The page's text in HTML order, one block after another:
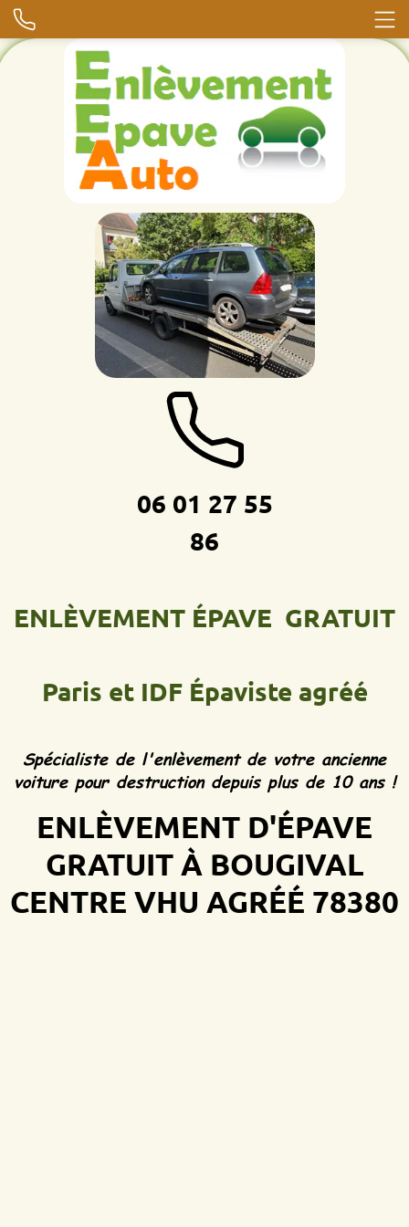
06 01 27 55
86
ENLÈVEMENT ÉPAVE GRATUIT
Paris et IDF Épaviste agréé
Spécialiste de l'enlèvement de votre ancienne
voiture pour destruction depuis plus de 10 ans !
ENLÈVEMENT D'ÉPAVE
GRATUIT À BOUGIVAL
CENTRE VHU AGRÉÉ 78380